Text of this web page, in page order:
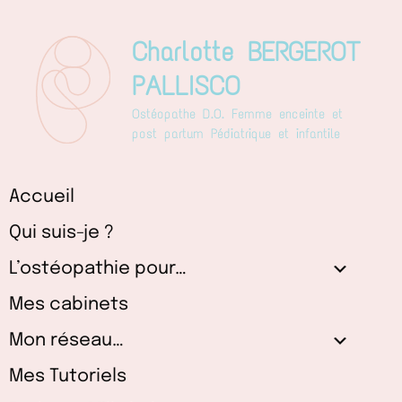
contenu
Charlotte BERGEROT
PALLISCO
Ostéopathe D.O. Femme enceinte et
post partum Pédiatrique et infantile
Accueil
Qui suis-je ?
L’ostéopathie pour…
Mes cabinets
Mon réseau…
Mes Tutoriels